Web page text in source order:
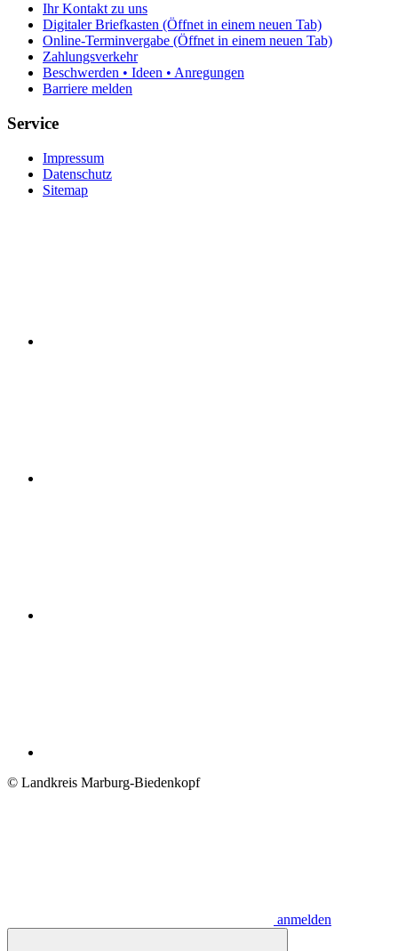
Ihr Kontakt zu uns
Digitaler Briefkasten (Öffnet in einem neuen Tab)
Online-Terminvergabe (Öffnet in einem neuen Tab)
Zahlungsverkehr
Beschwerden • Ideen • Anregungen
Barriere melden
Service
Impressum
Datenschutz
Sitemap
© Landkreis Marburg-Biedenkopf
anmelden